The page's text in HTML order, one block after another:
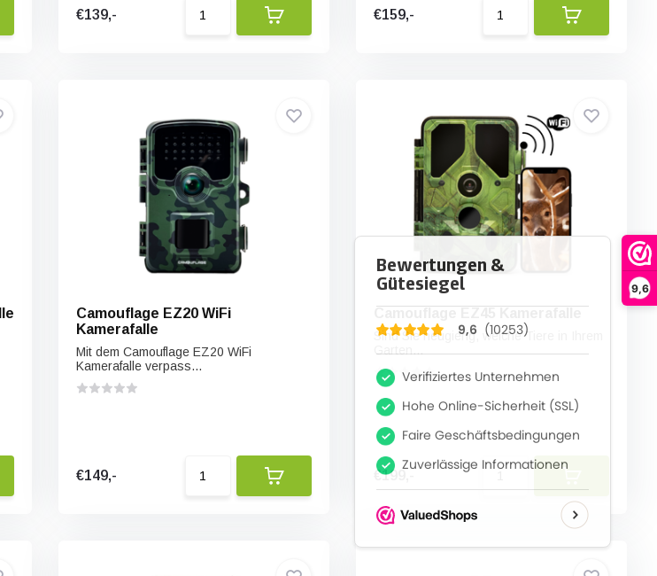
9,6
€139,- €159,-
Camouflage EZ20 WiFi
Kamerafalle
Mit dem Camouflage EZ20 WiFi
Kamerafalle verpass...
€149,-
Sind Sie neugierig, welche Tiere in Ihrem
€199,-